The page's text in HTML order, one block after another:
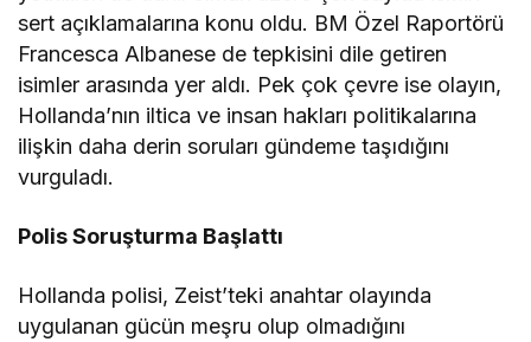
sert açıklamalarına konu oldu. BM Özel Raportörü
Francesca Albanese de tepkisini dile getiren
isimler arasında yer aldı. Pek çok çevre ise olayın,
Hollanda’nın iltica ve insan hakları politikalarına
ilişkin daha derin soruları gündeme taşıdığını
vurguladı.
Polis Soruşturma Başlattı
Hollanda polisi, Zeist’teki anahtar olayında
uygulanan gücün meşru olup olmadığını